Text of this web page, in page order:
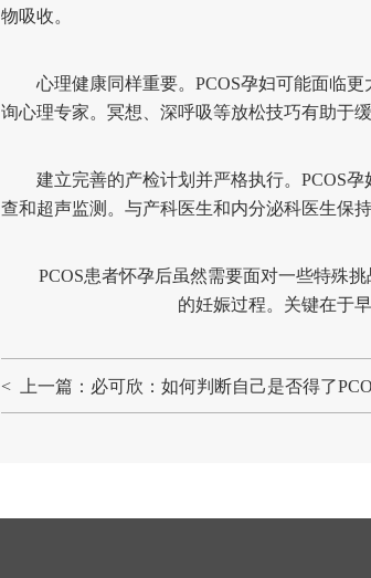
物吸收。
心理健康同样重要。PCOS孕妇可能面临更
询心理专家。冥想、深呼吸等放松技巧有助于缓
建立完善的产检计划并严格执行。PCOS孕
查和超声监测。与产科医生和内分泌科医生保
PCOS患者怀孕后虽然需要面对一些特殊挑
的妊娠过程。关键在于
< 上一篇：必可欣：如何判断自己是否得了